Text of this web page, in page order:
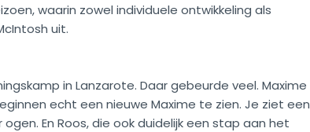
waarin zowel individuele ontwikkeling als
uit.
in Lanzarote. Daar gebeurde veel. Maxime
echt een nieuwe Maxime te zien. Je ziet een
En Roos, die ook duidelijk een stap aan het